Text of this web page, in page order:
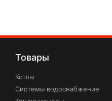
Товары
Котлы
Системы водоснабжение